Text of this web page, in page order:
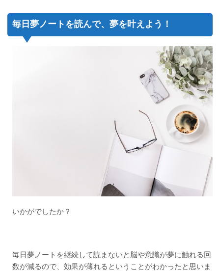
毎日夢ノートを読んで、夢を叶えよう！
いかがでしたか？
毎日夢ノートを継続して読まないと脳や意識が夢に触れる回
数が減るので、効果が薄れるということがわかったと思いま